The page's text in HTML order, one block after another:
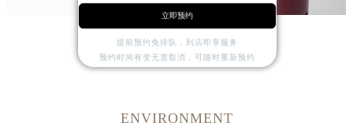
1 2 3 4
ENVIRONMENT
立即预约
提前预约免排队，到店即享服务
预约时间有变无需取消，可随时重新预约